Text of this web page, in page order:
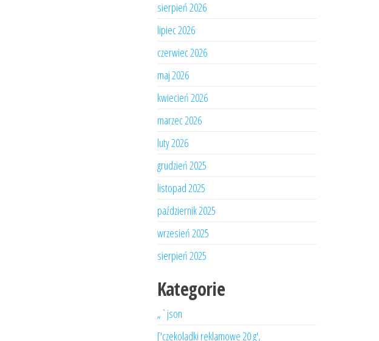
sierpień 2026
lipiec 2026
czerwiec 2026
maj 2026
kwiecień 2026
marzec 2026
luty 2026
grudzień 2025
listopad 2025
październik 2025
wrzesień 2025
sierpień 2025
Kategorie
„`json
['czekoladki reklamowe 20 g',